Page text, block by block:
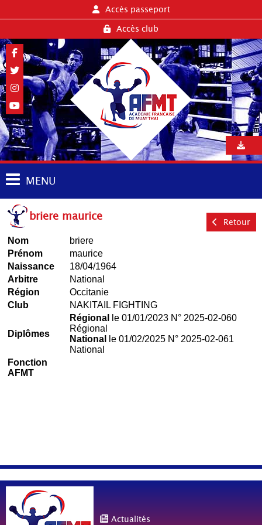
Accès passeport
Accès club
MENU
briere maurice Retour
Nom
briere
Prénom
maurice
Naissance
18/04/1964
Arbitre
National
Région
Occitanie
Club
NAKITAIL FIGHTING
Diplômes
Régional
le 01/01/2023 N° 2025-02-060
Régional
National
le 01/02/2025 N° 2025-02-061
National
Fonction
AFMT
Actualités